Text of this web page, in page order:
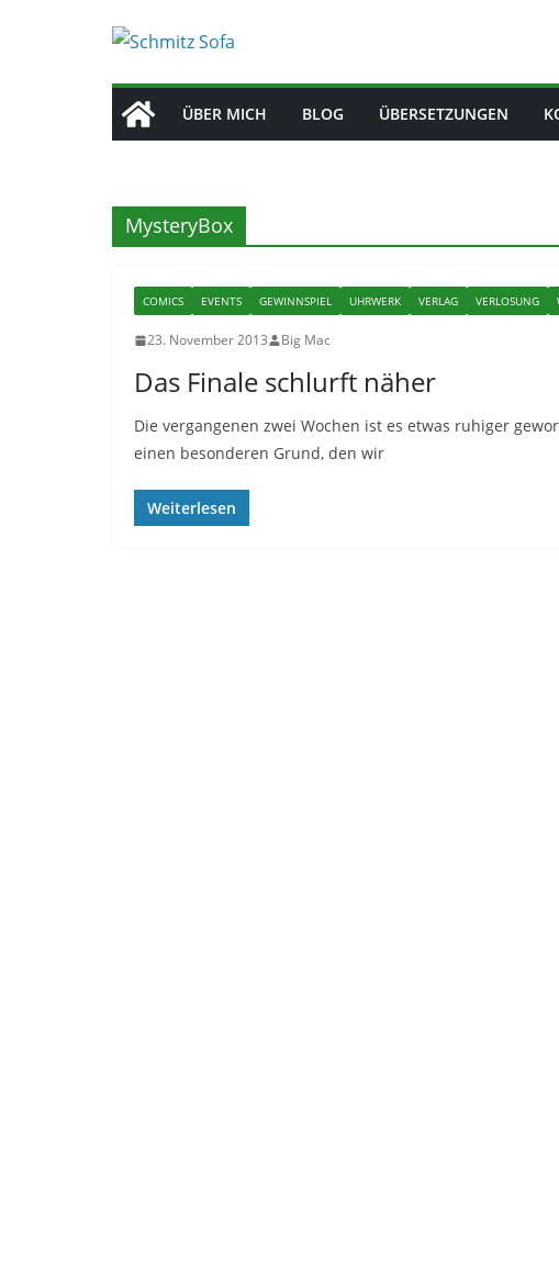
ÜBER MICH BLOG ÜBERSETZUNGEN
MysteryBox
COMICS EVENTS GEWINNSPIEL UHRWERK VERLAG VERLOSUNG
23. November 2013 Big Mac
Das Finale schlurft näher
Die vergangenen zwei Wochen ist es etwas ruhiger
einen besonderen Grund, den wir
Weiterlesen